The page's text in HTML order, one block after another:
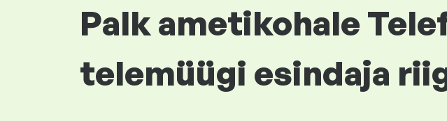
Palk ametikohale
telemüügi esindaja